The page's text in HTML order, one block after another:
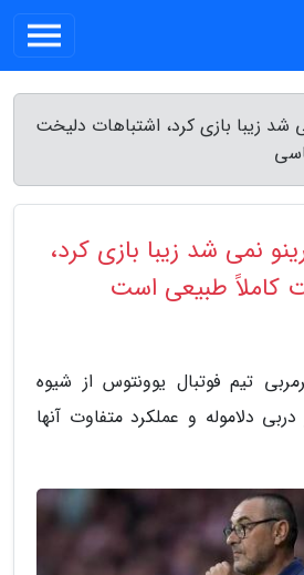
شد زیبا بازی کرد، اشتباهات دلیخت
نمی شد زیبا بازی کرد،
کاملاً طبیعی است
تیم فوتبال یوونتوس از شیوه
دلاموله و عملکرد متفاوت آنها